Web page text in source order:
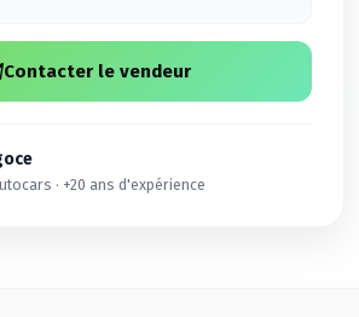
Contacter le vendeur
· +20 ans d'expérience